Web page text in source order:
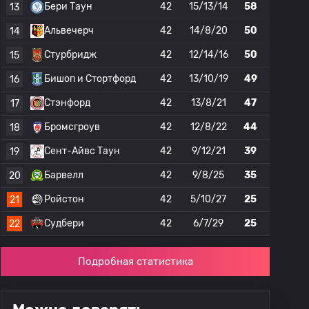
13 Бери Таун 42 15/13/14 58
14 Альвечерч 42 14/8/20 50
15 Стурбридж 42 12/14/16 50
16 Бишоп и Стортфорд 42 13/10/19 49
17 Стэнфорд 42 13/8/21 47
18 Бромсгроув 42 12/8/22 44
19 Сент-Айвс Таун 42 9/12/21 39
20 Барвелл 42 9/8/25 35
21 Ройстон 42 5/10/27 25
22 Судбери 42 6/7/29 25
Подробная статистика